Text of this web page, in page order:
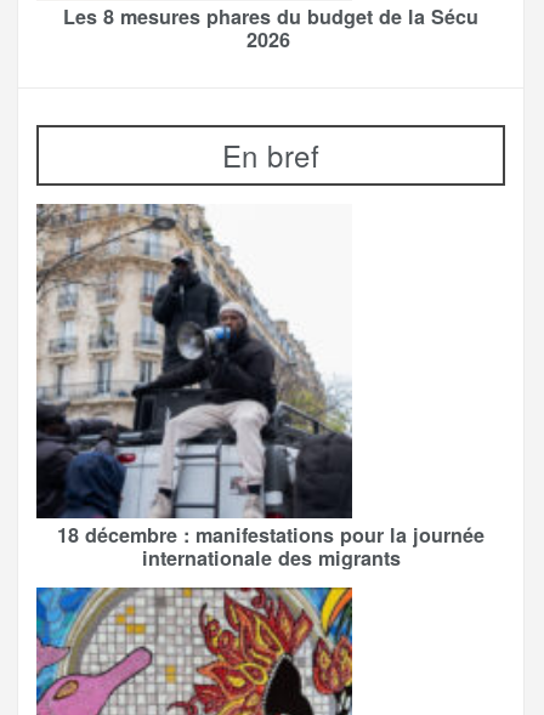
Les 8 mesures phares du budget de la Sécu
2026
En bref
18 décembre : manifestations pour la journée
internationale des migrants